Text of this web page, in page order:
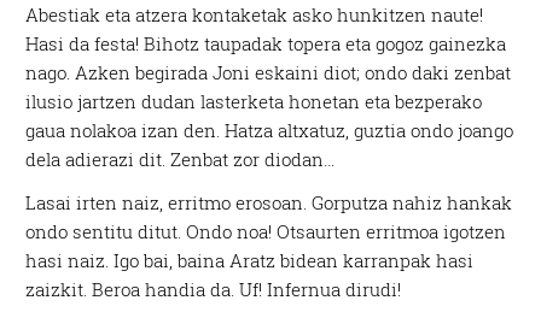
Abestiak eta atzera kontaketak asko hunkitzen naute!
Hasi da festa! Bihotz taupadak topera eta gogoz gainezka
nago. Azken begirada Joni eskaini diot; ondo daki zenbat
ilusio jartzen dudan lasterketa honetan eta bezperako
gaua nolakoa izan den. Hatza altxatuz, guztia ondo joango
dela adierazi dit. Zenbat zor diodan…
Lasai irten naiz, erritmo erosoan. Gorputza nahiz hankak
ondo sentitu ditut. Ondo noa! Otsaurten erritmoa igotzen
hasi naiz. Igo bai, baina Aratz bidean karranpak hasi
zaizkit. Beroa handia da. Uf! Infernua dirudi!